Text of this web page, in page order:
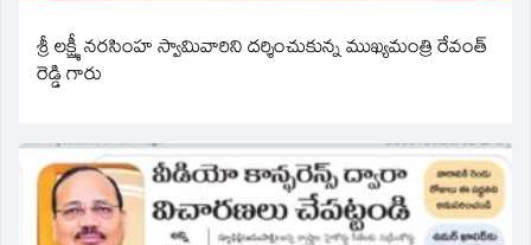
శ్రీ లక్ష్మీ నరసింహ స్వామివారిని దర్శించుకున్న ముఖ్యమంత్రి రేవంత్
రెడ్డి గారు